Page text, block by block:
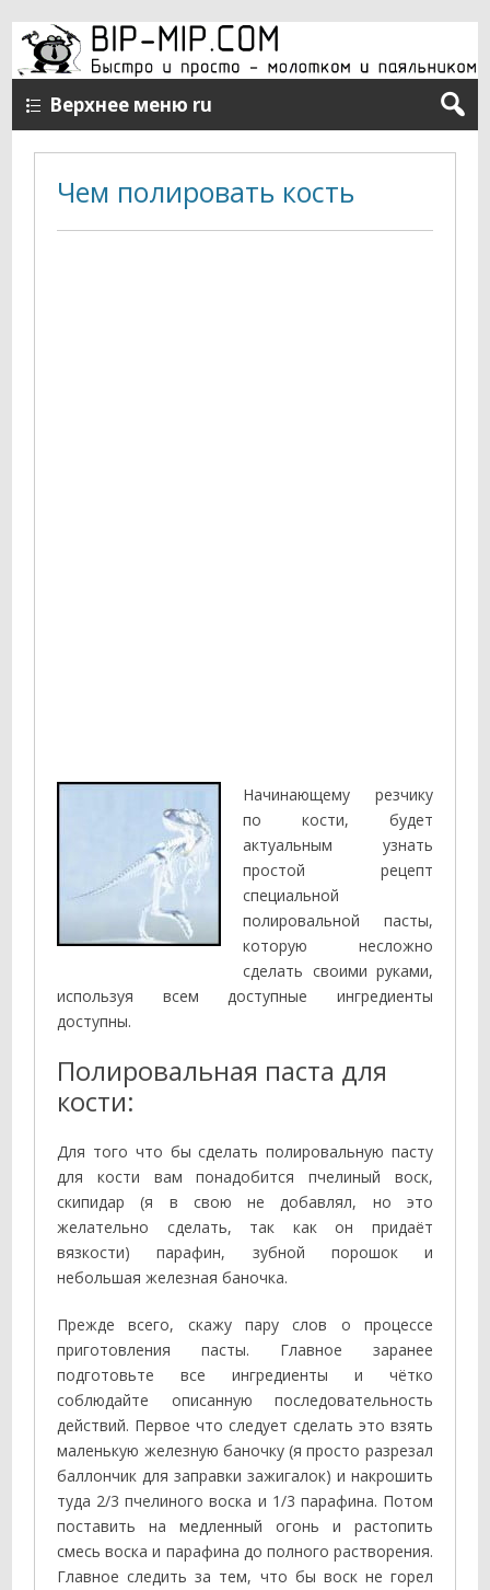
Верхнее меню ru
Чем полировать кость
Начинающему резчику
по кости, будет
актуальным узнать
простой рецепт
специальной
полировальной пасты,
которую несложно
сделать своими руками,
используя всем доступные ингредиенты
доступны.
Полировальная паста для
кости:
Для того что бы сделать полировальную пасту
для кости вам понадобится пчелиный воск,
скипидар (я в свою не добавлял, но это
желательно сделать, так как он придаёт
вязкости) парафин, зубной порошок и
небольшая железная баночка.
Прежде всего, скажу пару слов о процессе
приготовления пасты. Главное заранее
подготовьте все ингредиенты и чётко
соблюдайте описанную последовательность
действий. Первое что следует сделать это взять
маленькую железную баночку (я просто разрезал
баллончик для заправки зажигалок) и накрошить
туда 2/3 пчелиного воска и 1/3 парафина. Потом
поставить на медленный огонь и растопить
смесь воска и парафина до полного растворения.
Главное следить за тем, что бы воск не горел